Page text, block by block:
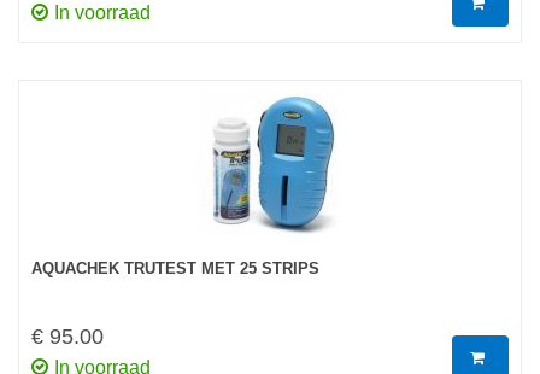
In voorraad
AQUACHEK TRUTEST MET 25 STRIPS
€ 95.00
In voorraad